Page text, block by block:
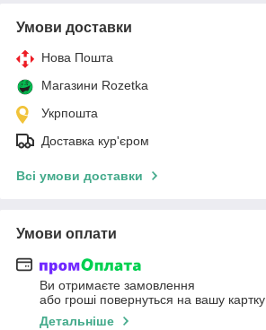
Умови доставки
Нова Пошта
Магазини Rozetka
Укрпошта
Доставка кур'єром
Всі умови доставки
Умови оплати
Ви отримаєте замовлення
або гроші повернуться на вашу картку
Детальніше